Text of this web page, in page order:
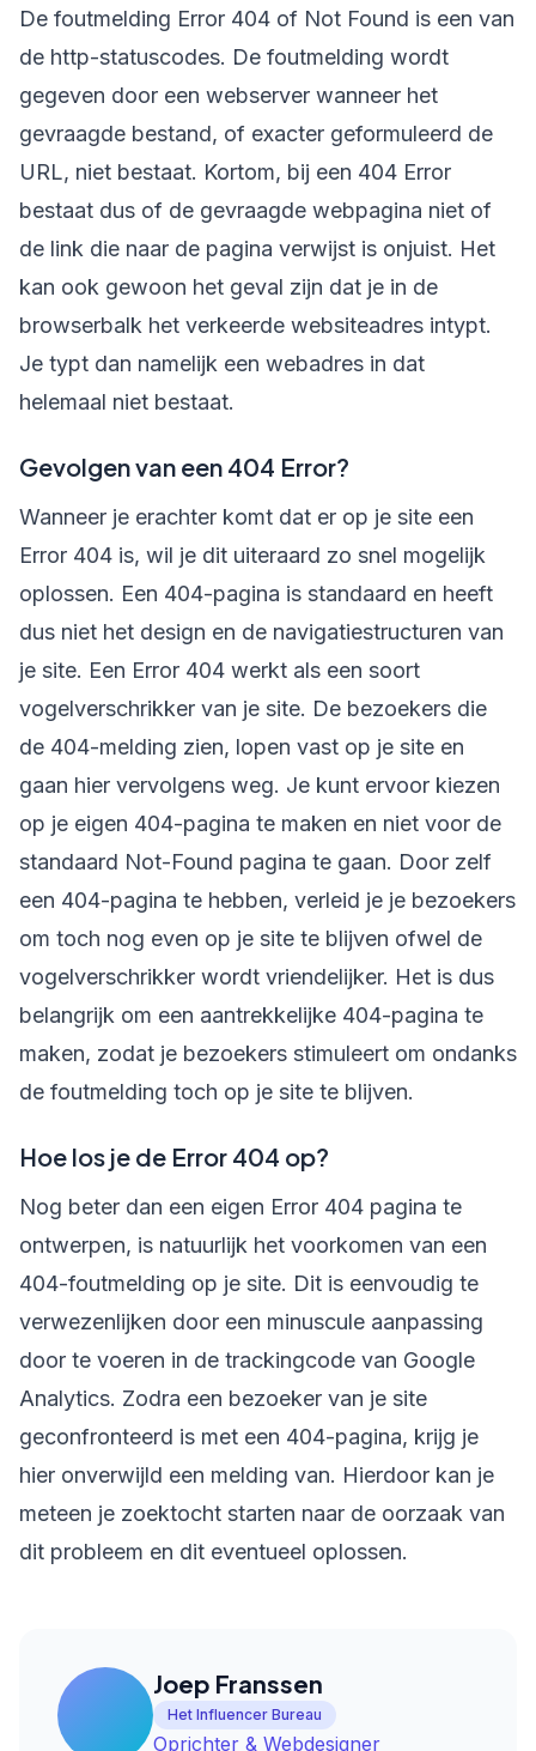
De foutmelding Error 404 of Not Found is een van
de http-statuscodes. De foutmelding wordt
gegeven door een webserver wanneer het
gevraagde bestand, of exacter geformuleerd de
URL, niet bestaat. Kortom, bij een 404 Error
bestaat dus of de gevraagde webpagina niet of
de link die naar de pagina verwijst is onjuist. Het
kan ook gewoon het geval zijn dat je in de
browserbalk het verkeerde websiteadres intypt.
Je typt dan namelijk een webadres in dat
helemaal niet bestaat.
Gevolgen van een 404 Error?
Wanneer je erachter komt dat er op je site een
Error 404 is, wil je dit uiteraard zo snel mogelijk
oplossen. Een 404-pagina is standaard en heeft
dus niet het design en de navigatiestructuren van
je site. Een Error 404 werkt als een soort
vogelverschrikker van je site. De bezoekers die
de 404-melding zien, lopen vast op je site en
gaan hier vervolgens weg. Je kunt ervoor kiezen
op je eigen 404-pagina te maken en niet voor de
standaard Not-Found pagina te gaan. Door zelf
een 404-pagina te hebben, verleid je je bezoekers
om toch nog even op je site te blijven ofwel de
vogelverschrikker wordt vriendelijker. Het is dus
belangrijk om een aantrekkelijke 404-pagina te
maken, zodat je bezoekers stimuleert om ondanks
de foutmelding toch op je site te blijven.
Hoe los je de Error 404 op?
Nog beter dan een eigen Error 404 pagina te
ontwerpen, is natuurlijk het voorkomen van een
404-foutmelding op je site. Dit is eenvoudig te
verwezenlijken door een minuscule aanpassing
door te voeren in de trackingcode van Google
Analytics. Zodra een bezoeker van je site
geconfronteerd is met een 404-pagina, krijg je
hier onverwijld een melding van. Hierdoor kan je
meteen je zoektocht starten naar de oorzaak van
dit probleem en dit eventueel oplossen.
Joep Franssen
Het Influencer Bureau
Oprichter & Webdesigner